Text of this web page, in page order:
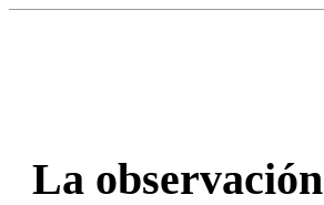
La observación